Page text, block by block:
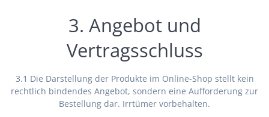
3. Angebot und
Vertragsschluss
3.1 Die Darstellung der Produkte im Online-Shop stellt kein
rechtlich bindendes Angebot, sondern eine Aufforderung zur
Bestellung dar. Irrtümer vorbehalten.